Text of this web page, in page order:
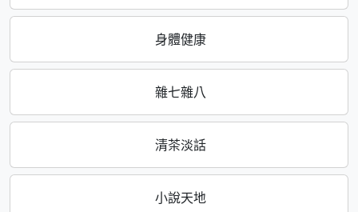
身體健康
雜七雜八
清茶淡話
小說天地